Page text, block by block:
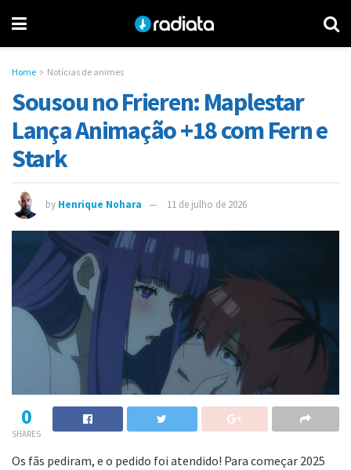
Home Notícias de animes
Sousou no Frieren: Maplestar
Lança Animação +18 com Fern e
Stark
by Henrique Nohara 11 de julho de 2026
0
SHARES
Os fãs pediram, e o pedido foi atendido! Para começar 2025